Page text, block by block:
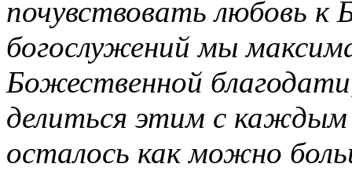
почувствовать любовь к
богослужений мы
Божественной
делиться этим с
осталось как можно